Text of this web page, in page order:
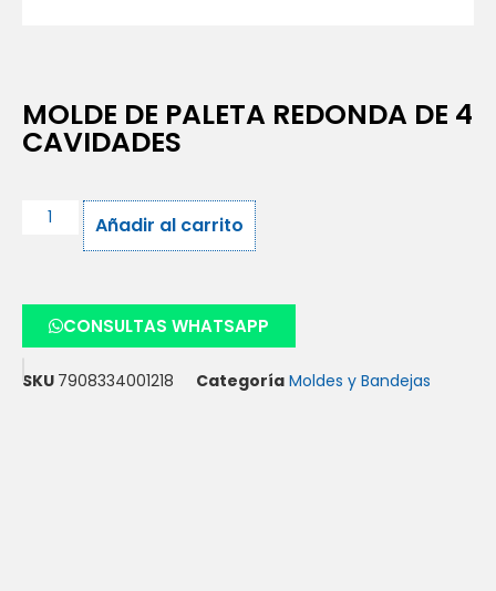
MOLDE DE PALETA REDONDA DE 4
CAVIDADES
Añadir al carrito
CONSULTAS WHATSAPP
SKU 7908334001218 Categoría Moldes y Bandejas